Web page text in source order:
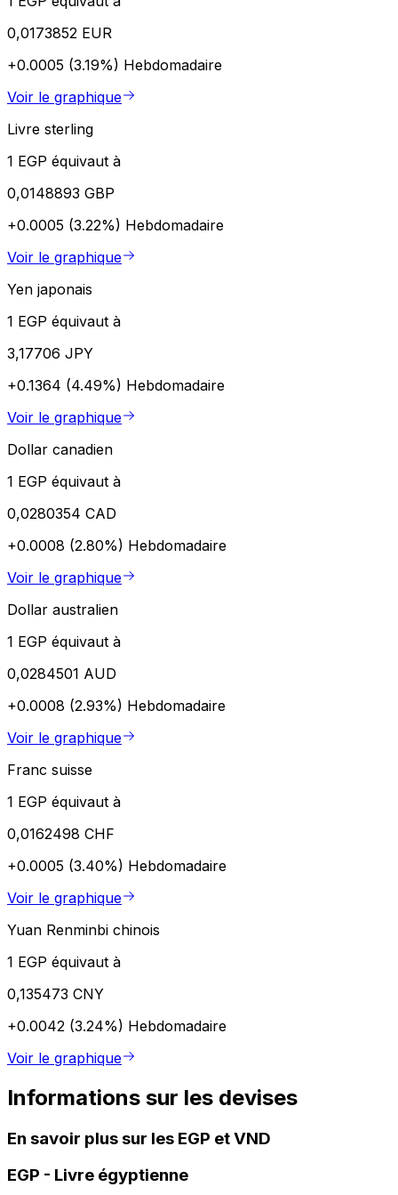
0,0173852 EUR
+0.0005 (3.19%) Hebdomadaire
Voir le graphique
Livre sterling
1 EGP équivaut à
0,0148893 GBP
+0.0005 (3.22%) Hebdomadaire
Voir le graphique
Yen japonais
1 EGP équivaut à
3,17706 JPY
+0.1364 (4.49%) Hebdomadaire
Voir le graphique
Dollar canadien
1 EGP équivaut à
0,0280354 CAD
+0.0008 (2.80%) Hebdomadaire
Voir le graphique
Dollar australien
1 EGP équivaut à
0,0284501 AUD
+0.0008 (2.93%) Hebdomadaire
Voir le graphique
Franc suisse
1 EGP équivaut à
0,0162498 CHF
+0.0005 (3.40%) Hebdomadaire
Voir le graphique
Yuan Renminbi chinois
1 EGP équivaut à
0,135473 CNY
+0.0042 (3.24%) Hebdomadaire
Voir le graphique
Informations sur les devises
En savoir plus sur les EGP et VND
EGP - Livre égyptienne